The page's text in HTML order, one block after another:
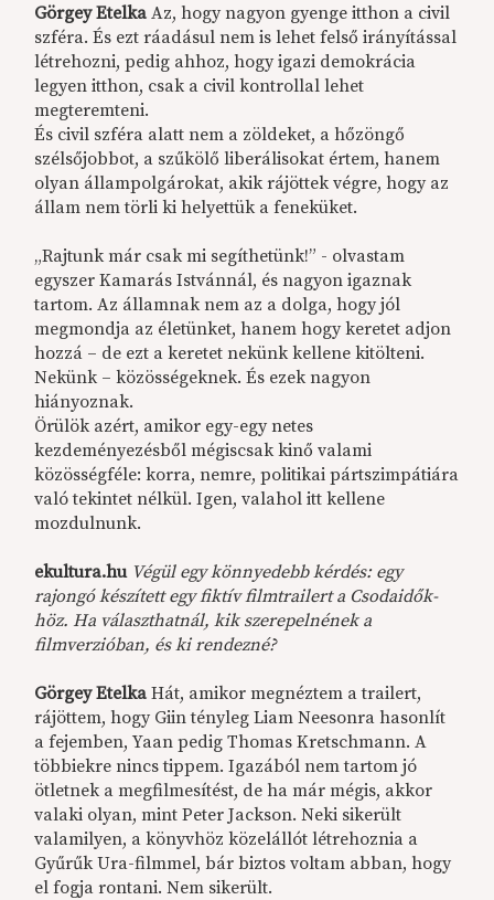
Görgey Etelka Az, hogy nagyon gyenge itthon a civil
szféra. És ezt ráadásul nem is lehet felső irányítással
létrehozni, pedig ahhoz, hogy igazi demokrácia
legyen itthon, csak a civil kontrollal lehet
megteremteni.
És civil szféra alatt nem a zöldeket, a hőzöngő
szélsőjobbot, a szűkölő liberálisokat értem, hanem
olyan állampolgárokat, akik rájöttek végre, hogy az
állam nem törli ki helyettük a feneküket.
„Rajtunk már csak mi segíthetünk!” - olvastam
egyszer Kamarás Istvánnál, és nagyon igaznak
tartom. Az államnak nem az a dolga, hogy jól
megmondja az életünket, hanem hogy keretet adjon
hozzá – de ezt a keretet nekünk kellene kitölteni.
Nekünk – közösségeknek. És ezek nagyon
hiányoznak.
Örülök azért, amikor egy-egy netes
kezdeményezésből mégiscsak kinő valami
közösségféle: korra, nemre, politikai pártszimpátiára
való tekintet nélkül. Igen, valahol itt kellene
mozdulnunk.
ekultura.hu Végül egy könnyedebb kérdés: egy
rajongó készített egy fiktív filmtrailert a Csodaidők-
höz. Ha választhatnál, kik szerepelnének a
filmverzióban, és ki rendezné?
Görgey Etelka Hát, amikor megnéztem a trailert,
rájöttem, hogy Giin tényleg Liam Neesonra hasonlít
a fejemben, Yaan pedig Thomas Kretschmann. A
többiekre nincs tippem. Igazából nem tartom jó
ötletnek a megfilmesítést, de ha már mégis, akkor
valaki olyan, mint Peter Jackson. Neki sikerült
valamilyen, a könyvhöz közelállót létrehoznia a
Gyűrűk Ura-filmmel, bár biztos voltam abban, hogy
el fogja rontani. Nem sikerült.